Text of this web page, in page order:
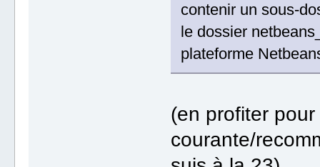
contenir un sous-
le dossier
plateforme
(en profiter
courante/